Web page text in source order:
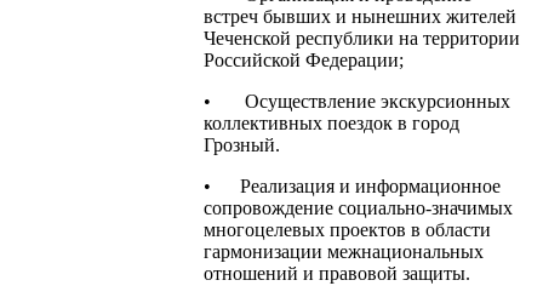
встреч бывших и нынешних жителей
Чеченской республики на территории
Российской Федерации;
• Осуществление экскурсионных
коллективных поездок в город
Грозный.
• Реализация и информационное
сопровождение социально-значимых
многоцелевых проектов в области
гармонизации межнациональных
отношений и правовой защиты.